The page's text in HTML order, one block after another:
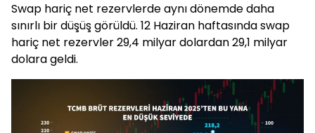
Swap hariç net rezervlerde aynı dönemde daha
sınırlı bir düşüş görüldü. 12 Haziran haftasında swap
hariç net rezervler 29,4 milyar dolardan 29,1 milyar
dolara geldi.